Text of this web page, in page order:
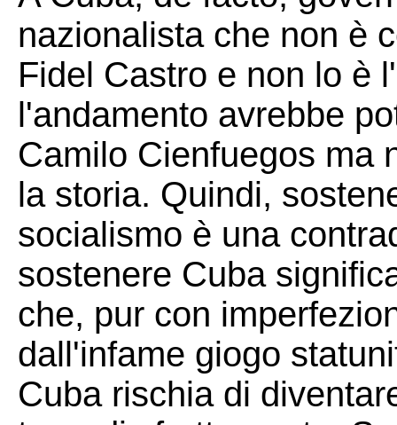
nazionalista che non è
Fidel Castro e non lo è
l'andamento avrebbe
Camilo Cienfuegos ma
la storia. Quindi,
socialismo è una
sostenere Cuba
che, pur con
dall'infame giogo
Cuba rischia di